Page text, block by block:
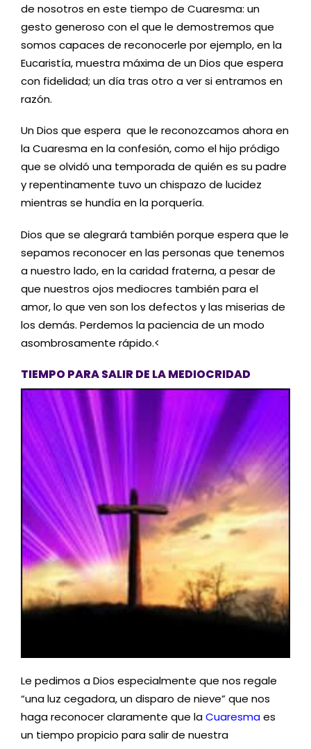
de nosotros en este tiempo de Cuaresma: un
gesto generoso con el que le demostremos que
somos capaces de reconocerle por ejemplo, en la
Eucaristía, muestra máxima de un Dios que espera
con fidelidad; un día tras otro a ver si entramos en
razón.
Un Dios que espera que le reconozcamos ahora en
la Cuaresma en la confesión, como el hijo pródigo
que se olvidó una temporada de quién es su padre
y repentinamente tuvo un chispazo de lucidez
mientras se hundía en la porquería.
Dios que se alegrará también porque espera que le
sepamos reconocer en las personas que tenemos
a nuestro lado, en la caridad fraterna, a pesar de
que nuestros ojos mediocres también para el
amor, lo que ven son los defectos y las miserias de
los demás. Perdemos la paciencia de un modo
asombrosamente rápido.<
TIEMPO PARA SALIR DE LA MEDIOCRIDAD
Le pedimos a Dios especialmente que nos regale
“una luz cegadora, un disparo de nieve” que nos
haga reconocer claramente que laCuaresmaes
un tiempo propicio para salir de nuestra